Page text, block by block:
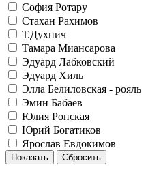
София Ротару
Стахан Рахимов
Т.Духнич
Тамара Миансарова
Эдуард Лабковский
Эдуард Хиль
Элла Белиловская - рояль
Эмин Бабаев
Юлия Ронская
Юрий Богатиков
Ярослав Евдокимов